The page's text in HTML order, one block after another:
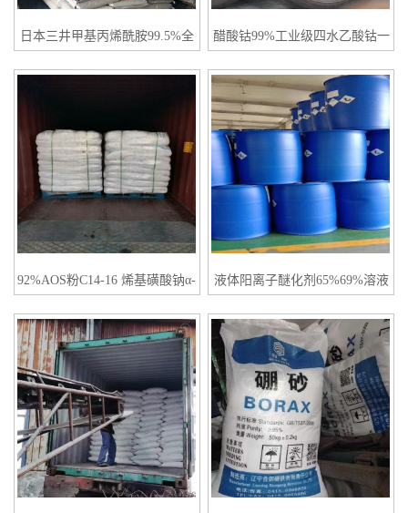
日本三井甲基丙烯酰胺99.5%全
醋酸钴99%工业级四水乙酸钴一
92%AOS粉C14-16 烯基磺酸钠α-
液体阳离子醚化剂65%69%溶液
起订